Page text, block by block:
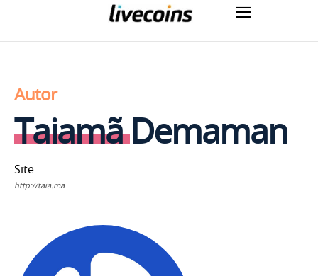
Autor
Taiamã Demaman
Site
http://taia.ma